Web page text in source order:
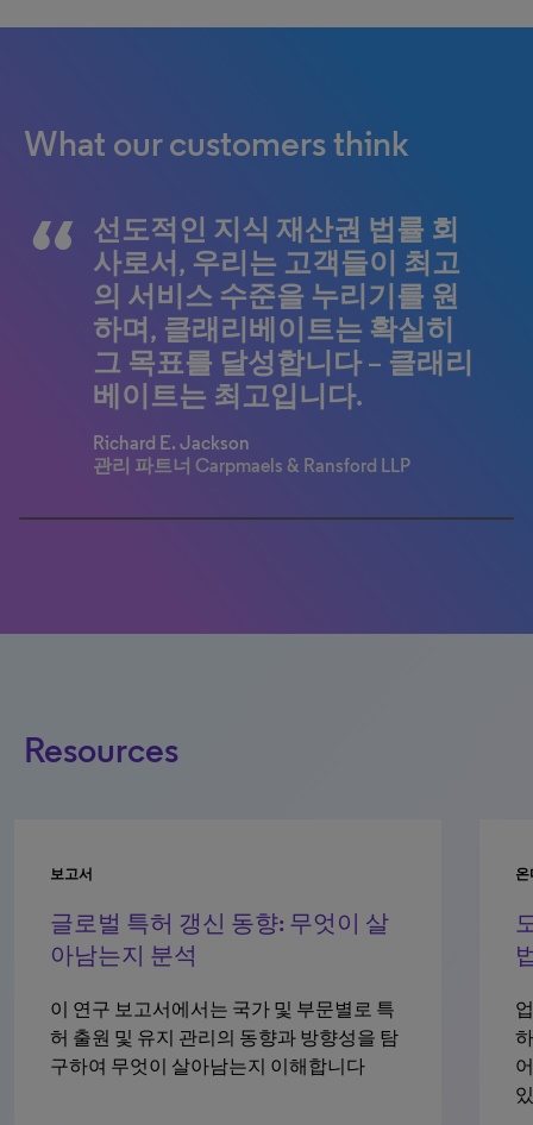
What our customers think
선도적인 지식 재산권 법률 회
사로서, 우리는 고객들이 최고
의 서비스 수준을 누리기를 원
하며, 클래리베이트는 확실히
그 목표를 달성합니다 – 클래리
베이트는 최고입니다.
Richard E. Jackson
관리 파트너 Carpmaels & Ransford LLP
The combination of IP services
and software in one company is
a real benefit. Clarivate has
proven to be a trustworthy and
long-term partner.
Poul De Haan
Intellectual Property & Standards, Royal Philips
Resources
보고서
글로벌 특허 갱신 동향: 무엇이 살
아남는지 분석
이 연구 보고서에서는 국가 및 부문별로 특
허 출원 및 유지 관리의 동향과 방향성을 탐
구하여 무엇이 살아남는지 이해합니다
온